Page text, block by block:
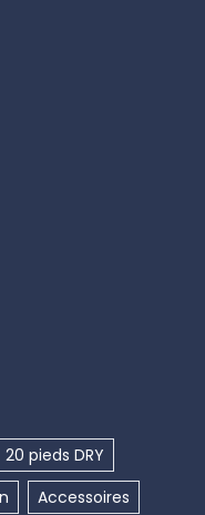
20 pieds DRY
Accessoires